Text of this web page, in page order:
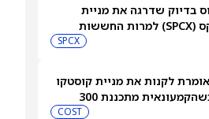
בדיוק שדרגה את מניית
ספייס אקס (SPCX) למרות החששות
SPCX
לקנות את מניית קוסטקו
(COST) כשהקמעונאית מתכננת 300
COST